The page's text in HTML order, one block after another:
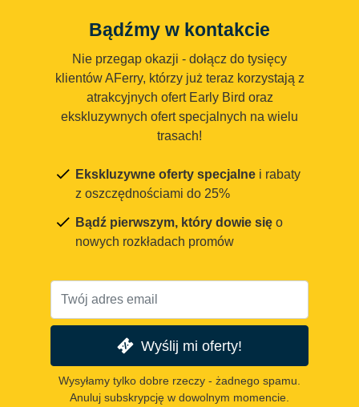
Bądźmy w kontakcie
Nie przegap okazji - dołącz do tysięcy
klientów AFerry, którzy już teraz korzystają z
atrakcyjnych ofert Early Bird oraz
ekskluzywnych ofert specjalnych na wielu
trasach!
Ekskluzywne oferty specjalne i rabaty
z oszczędnościami do 25%
Bądź pierwszym, który dowie się o
nowych rozkładach promów
Wyślij mi oferty!
Wysyłamy tylko dobre rzeczy - żadnego spamu.
Anuluj subskrypcję w dowolnym momencie.